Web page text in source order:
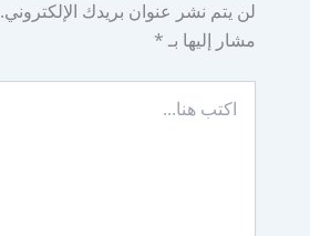
لن يتم نشر عنوان بريدك الإلكتروني.
مشار إليها بـ *
هنا...